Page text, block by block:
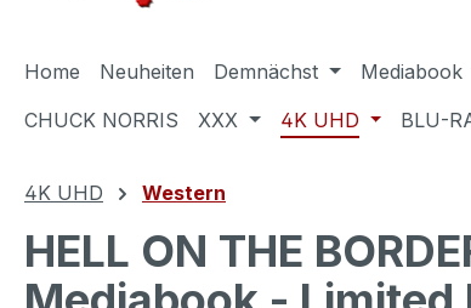
Home Neuheiten Demnächst Mediabook
CHUCK NORRIS
XXX 4K UHD BLU-
4K UHD Western
HELL ON THE